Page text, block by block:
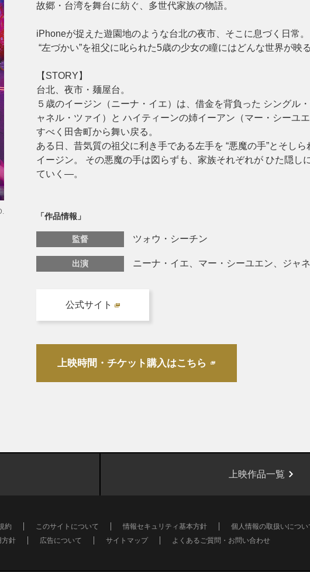
故郷・台湾を舞台に紡ぐ、多世代家族の物語。
iPhoneが捉えた遊園地のような台北の夜市、そこに息づく日常。
“左づかい”を祖父に叱られた5歳の少女の瞳にはどんな世界が
【STORY】
台北、夜市・麺屋台。
５歳のイージン（ニーナ・イエ）は、借金を背負った シングル
ャネル・ツァイ）と ハイティーンの姉イーアン（マー・シーユ
すべく田舎町から舞い戻る。
ある日、昔気質の祖父に利き手である左手を “悪魔の手”とそし
イージン。 その悪魔の手は図らずも、家族それぞれが ひた隠し
ていく―。
「作品情報」
監督 ツォウ・シーチン
出演 ニーナ・イエ、マー・シーユエン、ジャ
公式サイト
上映時間・チケット購入はこちら
上映作品一覧
約 このサイトについて 情報セキュリティ基本方針
個人情報の取扱いについ
方針 広告について サイトマップ よくあるご質問・お問い合わせ